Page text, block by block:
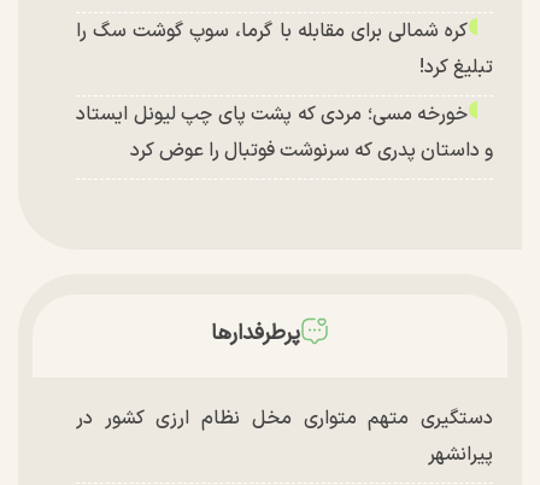
کره شمالی برای مقابله با گرما، سوپ گوشت سگ را
تبلیغ کرد!
خورخه مسی؛ مردی که پشت پای چپ لیونل ایستاد
و داستان پدری که سرنوشت فوتبال را عوض کرد
پرطرفدارها
دستگیری متهم متواری مخل نظام ارزی کشور در
پیرانشهر